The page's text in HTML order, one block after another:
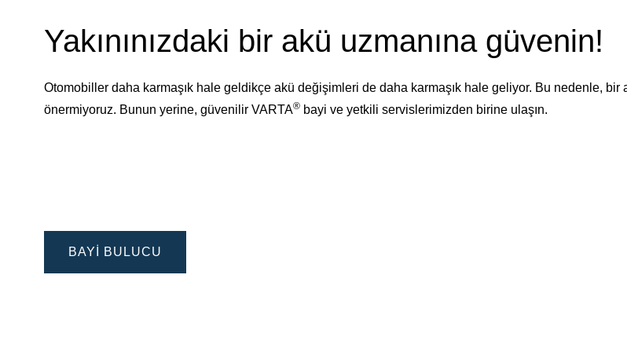
Yakınınızdaki bir akü uzmanına güvenin!
Otomobiller daha karmaşık hale geldikçe akü değişimleri de daha karmaşık hale geliyor. Bu nedenle, bir
önermiyoruz. Bunun yerine, güvenilir VARTA® bayi ve yetkili servislerimizden birine ulaşın.
BAYI BULUCU